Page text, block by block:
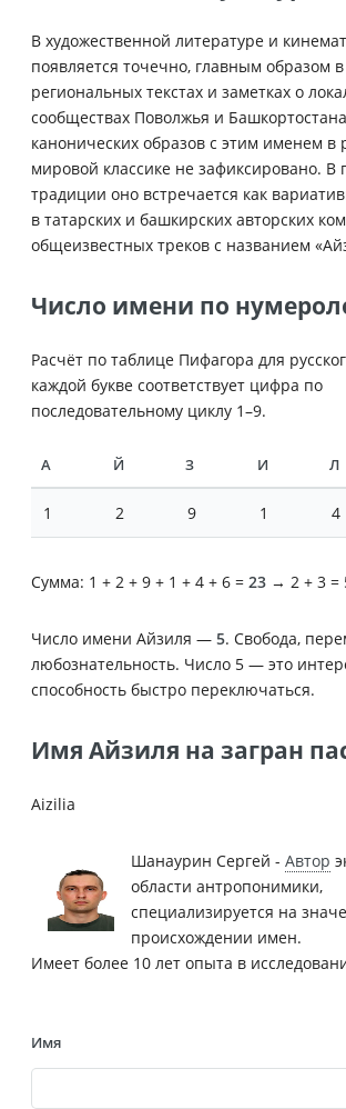
В художественной литературе и
появляется точечно, главным образом
региональных текстах и заметках о
сообществах Поволжья и
канонических образов с этим именем в
мировой классике не зафиксировано. В
традиции оно встречается как
в татарских и башкирских авторских
общеизвестных треков с названием
Число имени по
Расчёт по таблице Пифагора для
каждой букве соответствует цифра по
последовательному циклу 1–9.
А Й З И Л
1 2 9 1 4
Сумма: 1 + 2 + 9 + 1 + 4 + 6 = 23 → 2 + 3 =
Число имени Айзиля — 5. Свобода,
любознательность. Число 5 — это
способность быстро переключаться.
Имя Айзиля на загран
Aizilia
Шанаурин Сергей - Автор
области антропонимики,
специализируется на
происхождении имен.
Имеет более 10 лет опыта в
Имя